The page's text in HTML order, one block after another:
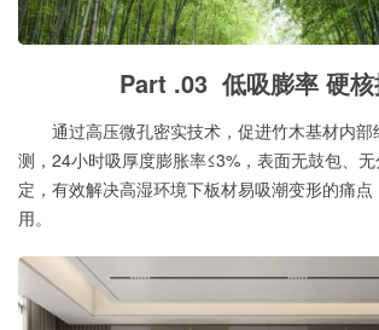
Part .03 低吸膨率 硬核
通过高压微孔密实技术，促进竹木基材内
测，24小时吸厚度膨胀率≤3%，表面无鼓包、
定，有效解决高湿环境下板材易吸潮变形的痛
用。